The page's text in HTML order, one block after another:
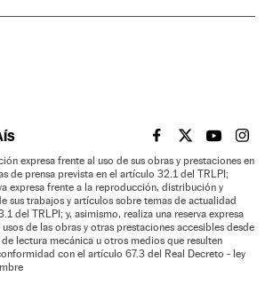
EL PAÍS BRASIL EN
EL PAÍSEL PAÍS
EL
expresa frente al uso de sus obras y prestaciones en
de prensa prevista en el artículo 32.1 del TRLPI;
expresa frente a la reproducción, distribución y
sus trabajos y artículos sobre temas de actualidad
del TRLPI; y, asimismo, realiza una reserva expresa
de las obras y otras prestaciones accesibles desde
lectura mecánica u otros medios que resulten
con el artículo 67.3 del Real Decreto - ley